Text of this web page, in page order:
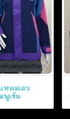
หลมเอว
พูเข้ม